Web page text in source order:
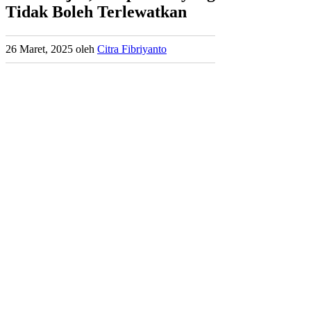
Tidak Boleh Terlewatkan
26 Maret, 2025 oleh Citra Fibriyanto